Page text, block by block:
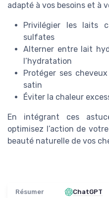
adapté à vos besoins et à
Privilégier les laits
sulfates
Alterner entre lait
l’hydratation
Protéger ses
satin
Éviter la chaleur
En intégrant ces
optimisez l’action de
beauté naturelle de vos
Résumer ChatGPT